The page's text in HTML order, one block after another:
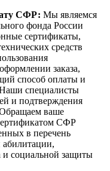
СФР: Мы являемся
фонда России
сертификаты,
средств
заказа,
способ оплаты и
специалисты
и подтверждения
ваше
СФР
в перечень
абилитации,
социальной защиты